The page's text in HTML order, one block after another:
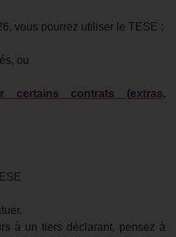
vous pourrez utiliser le TESE :
ou
certains contrats (extras,
à un tiers déclarant, pensez à